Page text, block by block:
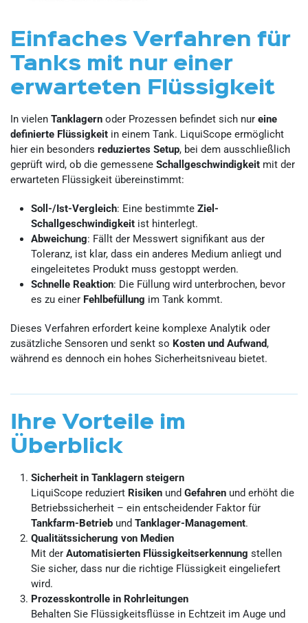
Einfaches Verfahren für
Tanks mit nur einer
erwarteten Flüssigkeit
In vielen Tanklagern oder Prozessen befindet sich nur eine
definierte Flüssigkeit in einem Tank. LiquiScope ermöglicht
hier ein besonders reduziertes Setup, bei dem ausschließlich
geprüft wird, ob die gemessene Schallgeschwindigkeit mit der
erwarteten Flüssigkeit übereinstimmt:
Soll-/Ist-Vergleich: Eine bestimmte Ziel-
Schallgeschwindigkeit ist hinterlegt.
Abweichung: Fällt der Messwert signifikant aus der
Toleranz, ist klar, dass ein anderes Medium anliegt und
eingeleitetes Produkt muss gestoppt werden.
Schnelle Reaktion: Die Füllung wird unterbrochen, bevor
es zu einer Fehlbefüllung im Tank kommt.
Dieses Verfahren erfordert keine komplexe Analytik oder
zusätzliche Sensoren und senkt so Kosten und Aufwand,
während es dennoch ein hohes Sicherheitsniveau bietet.
Ihre Vorteile im
Überblick
Sicherheit in Tanklagern steigern
LiquiScope reduziert Risiken und Gefahren und erhöht die
Betriebssicherheit – ein entscheidender Faktor für
Tankfarm-Betrieb und Tanklager-Management.
Qualitätssicherung von Medien
Mit der Automatisierten Flüssigkeitserkennung stellen
Sie sicher, dass nur die richtige Flüssigkeit eingeliefert
wird.
Prozesskontrolle in Rohrleitungen
Behalten Sie Flüssigkeitsflüsse in Echtzeit im Auge und